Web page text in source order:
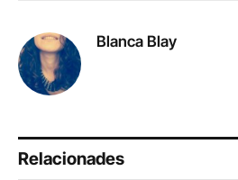
Blanca Blay
Relacionades